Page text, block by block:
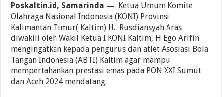
Poskaltin.id, Samarinda — Ketua Umum Komite
Olahraga Nasional Indonesia (KONI) Provinsi
Kalimantan Timur( Kaltim) H. Rusdiansyah Aras
diwakili oleh Wakil Ketua I KONI Kaltim, H Ego Arifin
mengingatkan kepada pengurus dan atlet Asosiasi Bola
Tangan Indonesia (ABTI) Kaltim agar mampu
mempertahankan prestasi emas pada PON XXI Sumut
dan Aceh 2024 mendatang.